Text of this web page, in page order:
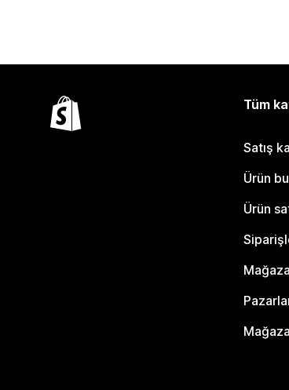
Tüm
Satış
Ürün
Ürün